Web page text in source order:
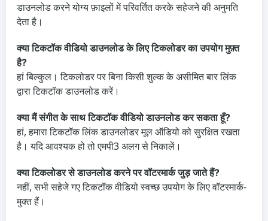
डाउनलोड करने योग्य फ़ाइलों में परिवर्तित करके सहेजने की अनुमति
देता है।
क्या टिकटॉक वीडियो डाउनलोड के लिए टिकलोडर का उपयोग मुफ़्त
है?
हां बिल्कुल। टिकलोडर पर बिना किसी शुल्क के असीमित बार लिंक
द्वारा टिकटॉक डाउनलोड करें।
क्या मैं संगीत के साथ टिकटॉक वीडियो डाउनलोड कर सकता हूँ?
हां, हमारा टिकटॉक लिंक डाउनलोडर मूल ऑडियो को सुरक्षित रखता
है। यदि आवश्यक हो तो एमपी3 अलग से निकालें।
क्या टिकलोडर से डाउनलोड करने पर वॉटरमार्क जुड़ जाते हैं?
नहीं, सभी सहेजे गए टिकटॉक वीडियो स्वच्छ उपयोग के लिए वॉटरमार्क-
मुक्त हैं।